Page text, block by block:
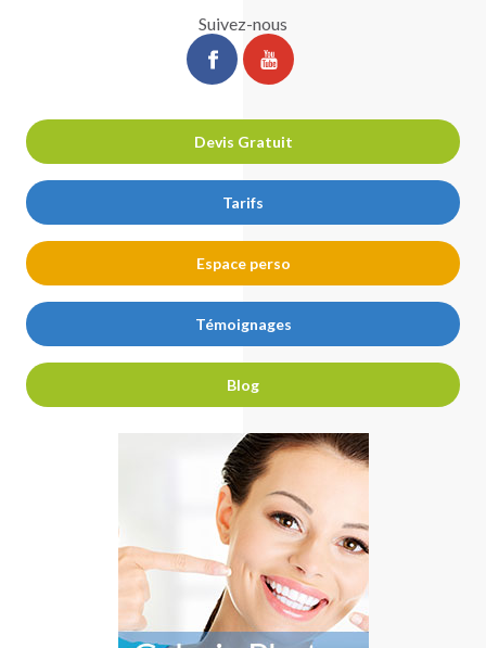
Suivez-nous
ChirurgiePro
sur
ChirurgiePro
sur
Devis Gratuit
Tarifs
Espace perso
Témoignages
Blog